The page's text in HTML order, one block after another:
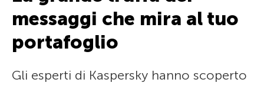
messaggi che mira al tuo
portafoglio
Gli esperti di Kaspersky hanno scoperto